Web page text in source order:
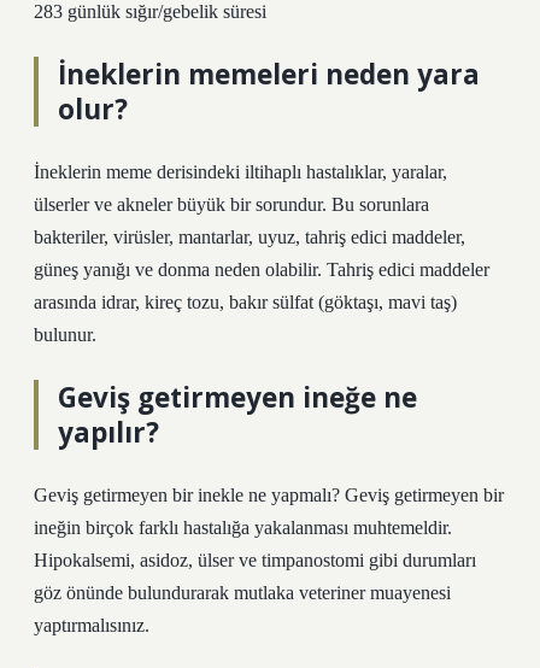
283 günlük sığır/gebelik süresi
İneklerin memeleri neden yara
olur?
İneklerin meme derisindeki iltihaplı hastalıklar, yaralar,
ülserler ve akneler büyük bir sorundur. Bu sorunlara
bakteriler, virüsler, mantarlar, uyuz, tahriş edici maddeler,
güneş yanığı ve donma neden olabilir. Tahriş edici maddeler
arasında idrar, kireç tozu, bakır sülfat (göktaşı, mavi taş)
bulunur.
Geviş getirmeyen ineğe ne
yapılır?
Geviş getirmeyen bir inekle ne yapmalı? Geviş getirmeyen bir
ineğin birçok farklı hastalığa yakalanması muhtemeldir.
Hipokalsemi, asidoz, ülser ve timpanostomi gibi durumları
göz önünde bulundurarak mutlaka veteriner muayenesi
yaptırmalısınız.